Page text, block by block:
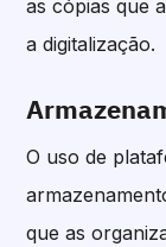
as cópias que
a digitalização.
O uso de
que as